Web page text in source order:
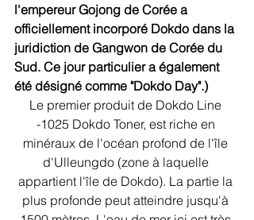
l'empereur Gojong de Corée a
officiellement incorporé Dokdo dans la
juridiction de Gangwon de Corée du
Sud. Ce jour particulier a également
été désigné comme "Dokdo Day".)
Le premier produit de Dokdo Line
-1025 Dokdo Toner, est riche en
minéraux de l'océan profond de l'île
d'Ulleungdo (zone à laquelle
appartient l'île de Dokdo). La partie la
plus profonde peut atteindre jusqu'à